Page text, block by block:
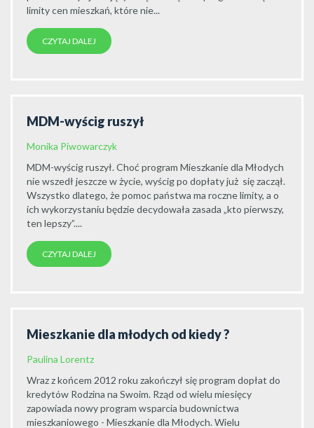
limity cen mieszkań, które nie...
CZYTAJ DALEJ
MDM-wyścig ruszył
Monika Piwowarczyk
MDM-wyścig ruszył. Choć program Mieszkanie dla Młodych
nie wszedł jeszcze w życie, wyścig po dopłaty już się zaczął.
Wszystko dlatego, że pomoc państwa ma roczne limity, a o
ich wykorzystaniu będzie decydowała zasada „kto pierwszy,
ten lepszy”....
CZYTAJ DALEJ
Mieszkanie dla młodych od kiedy ?
Paulina Lorentz
Wraz z końcem 2012 roku zakończył się program dopłat do
kredytów Rodzina na Swoim. Rząd od wielu miesięcy
zapowiada nowy program wsparcia budownictwa
mieszkaniowego - Mieszkanie dla Młodych. Wielu